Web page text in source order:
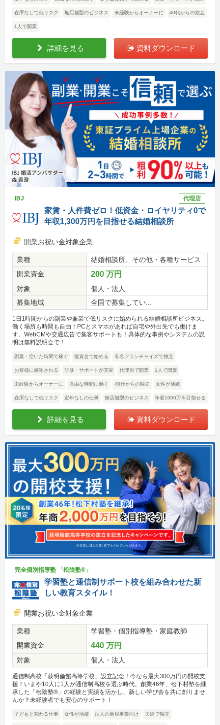
在庫なしで低リスク 無店舗型のビジネス 未経験からオーナーに 40代からの独立
1人で開業
詳細を見る 資料ダウンロード
IBJ 代理店
家賃・人件費ゼロ！低資金・ロイヤリティ0で
年収1,300万円を目指せる結婚相談所
開業お祝い金対象企業
業種
結婚相談所、その他・各種サービス
開業資金
200 万円
対象
個人・法人
募集地域
全国で募集してい...
1日1時間からの副業や兼業で低リスクに始められる結婚相談所ビジネス。
働く場所も時間も自由！PCとスマホがあれば自宅や外出先でも働けま
す。WebCMや交通広告で集客サポートも！具体的な事例やシステムの説
明は無料説明会で！
副業・空いた時間で稼ぐ 低資金で始める 有名フランチャイズで独立
お客様に感謝される 研修・サポートが充実 代理店で開業 1人で開業
未経験からオーナーに 自由な時間に働く 40代からの独立 女性が活躍
在庫なしで低リスク 定年なしの仕事 無店舗型のビジネス 年収1000万を目指せる
詳細を見る 資料ダウンロード
完全個別指導塾 「松陰塾®」
学習塾と通信制サポート校を組み合わせた新
しい教育スタイル！
開業お祝い金対象企業
業種
学習塾・個別指導塾・家庭教師
開業資金
440 万円
対象 個人・法人
通信制高校「萩明倫館高等学校」設立記念！今なら最大300万円の開校支
援！いまや10人に1人が通信制高校を選ぶ時代。創業46年、松下村塾を継
承した「松陰塾®」の経験と実績を活かし、新しい学び舎を共に創りませ
んか？未経験者でも安心のサポート！
子どもと関わる仕事 女性が活躍 法人の新規事業向け 夫婦で独立